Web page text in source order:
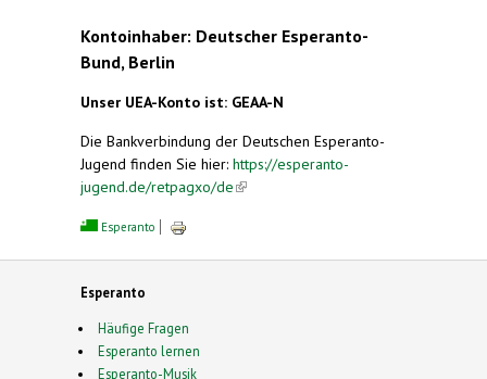
Kontoinhaber: Deutscher Esperanto-
Bund, Berlin
Unser UEA-Konto ist: GEAA-N
Die Bankverbindung der Deutschen Esperanto-
Jugend finden Sie hier: https://esperanto-
jugend.de/retpagxo/de(link is external)
Esperanto
Esperanto
Häufige Fragen
Esperanto lernen
Esperanto-Musik